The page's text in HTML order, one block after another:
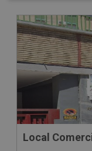
Local